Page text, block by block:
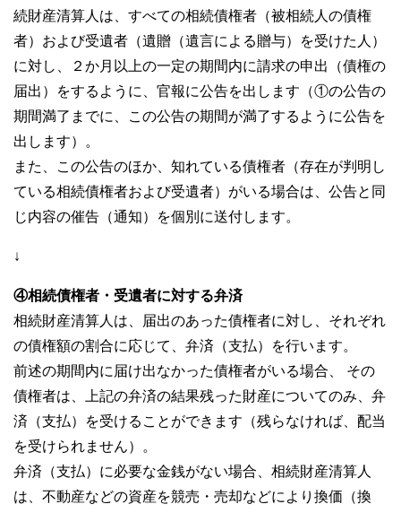
続財産清算人は、すべての相続債権者（被相続人の債権
者）および受遺者（遺贈（遺言による贈与）を受けた人）
に対し、２か月以上の一定の期間内に請求の申出（債権の
届出）をするように、官報に公告を出します（①の公告の
期間満了までに、この公告の期間が満了するように公告を
出します）。
また、この公告のほか、知れている債権者（存在が判明し
ている相続債権者および受遺者）がいる場合は、公告と同
じ内容の催告（通知）を個別に送付します。
↓
④相続債権者・受遺者に対する弁済
相続財産清算人は、届出のあった債権者に対し、それぞれ
の債権額の割合に応じて、弁済（支払）を行います。
前述の期間内に届け出なかった債権者がいる場合、 その
債権者は、上記の弁済の結果残った財産についてのみ、弁
済（支払）を受けることができます（残らなければ、配当
を受けられません）。
弁済（支払）に必要な金銭がない場合、相続財産清算人
は、不動産などの資産を競売・売却などにより換価（換